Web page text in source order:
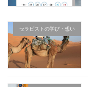
セラピストの学び・想い